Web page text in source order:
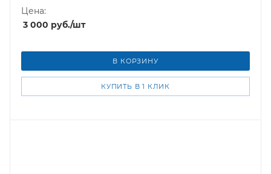
Цена:
3 000 руб./шт
В КОРЗИНУ
КУПИТЬ В 1 КЛИК